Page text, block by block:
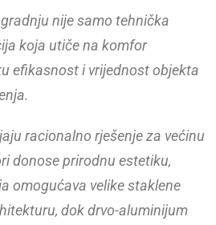
nije samo tehnička
koja utiče na komfor
efikasnost i vrijednost objekta
racionalno rješenje za većinu
donose prirodnu estetiku,
omogućava velike staklene
dok drvo-aluminijum